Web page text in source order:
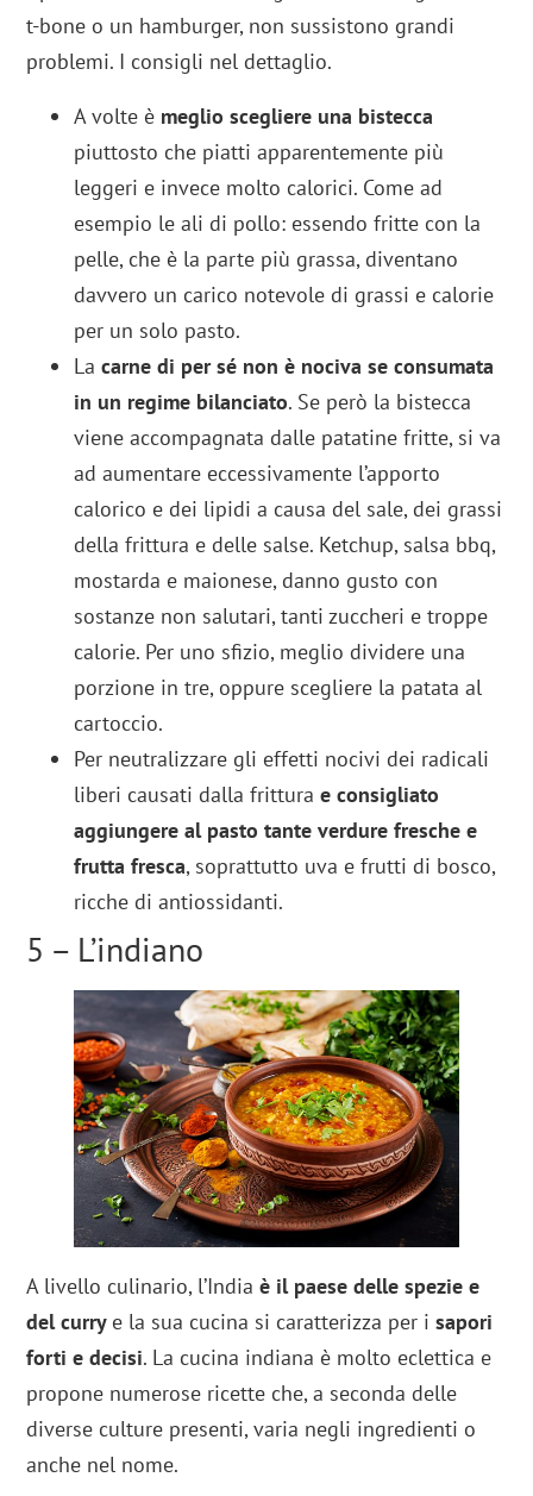
t-bone o un hamburger, non sussistono grandi
problemi. I consigli nel dettaglio.
A volte è meglio scegliere una bistecca
piuttosto che piatti apparentemente più
leggeri e invece molto calorici. Come ad
esempio le ali di pollo: essendo fritte con la
pelle, che è la parte più grassa, diventano
davvero un carico notevole di grassi e calorie
per un solo pasto.
Lacarne di per sé non è nociva se consumata
in un regime bilanciato. Se però la bistecca
viene accompagnata dalle patatine fritte, si va
ad aumentare eccessivamente l’apporto
calorico e dei lipidi a causa del sale, dei grassi
della frittura e delle salse. Ketchup, salsa bbq,
mostarda e maionese, danno gusto con
sostanze non salutari, tanti zuccheri e troppe
calorie. Per uno sfizio, meglio dividere una
porzione in tre, oppure scegliere la patata al
cartoccio.
Per neutralizzare gli effetti nocivi dei radicali
liberi causati dalla frittura e consigliato
aggiungere al pasto tante verdure fresche e
frutta fresca, soprattutto uva e frutti di bosco,
ricche di antiossidanti.
5 – L’indiano
A livello culinario, l’Indiaè il paese delle spezie e
del curry e la sua cucina si caratterizza per isapori
forti e decisi. La cucina indiana è molto eclettica e
propone numerose ricette che, a seconda delle
diverse culture presenti, varia negli ingredienti o
anche nel nome.